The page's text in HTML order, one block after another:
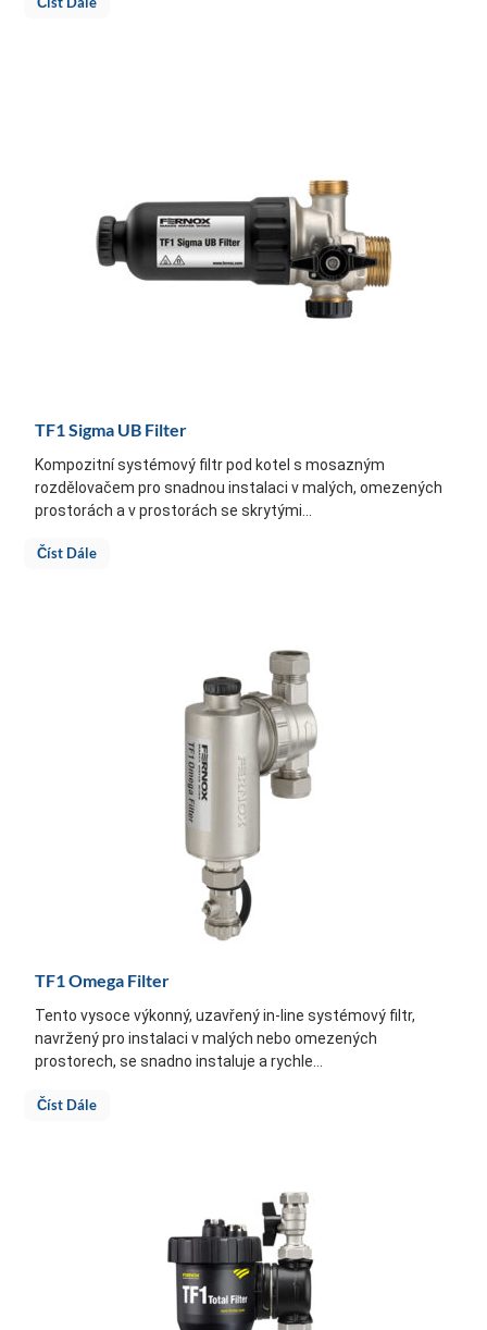
TF1 Sigma UB Filter
Kompozitní systémový filtr pod kotel s mosazným
rozdělovačem pro snadnou instalaci v malých, omezených
prostorách a v prostorách se skrytými...
Číst Dále
TF1 Omega Filter
Tento vysoce výkonný, uzavřený in-line systémový filtr,
navržený pro instalaci v malých nebo omezených
prostorech, se snadno instaluje a rychle...
Číst Dále